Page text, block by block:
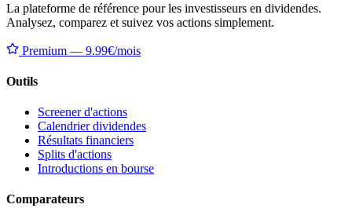
La plateforme de référence pour les investisseurs en dividendes.
Analysez, comparez et suivez vos actions simplement.
Premium — 9.99€/mois
Outils
Screener d'actions
Calendrier dividendes
Résultats financiers
Splits d'actions
Introductions en bourse
Comparateurs